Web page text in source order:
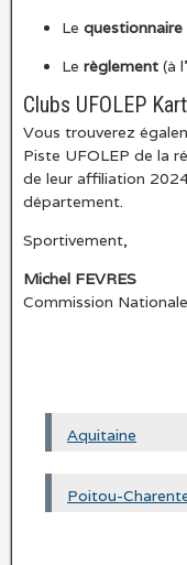
Le
Le règlement (à
Clubs UFOLEP
Vous trouverez
Piste UFOLEP de la
de leur affiliation
département.
Sportivement,
Michel FEVRES
Commission
Aquitaine
Poitou-